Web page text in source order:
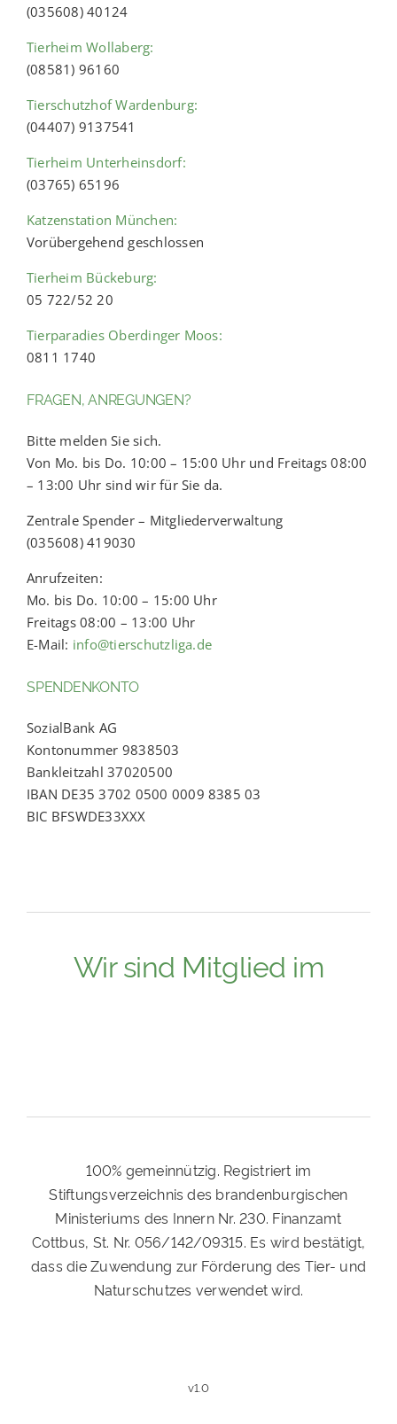
(035608) 40124
Tierheim Wollaberg:
(08581) 96160
Tierschutzhof Wardenburg:
(04407) 9137541
Tierheim Unterheinsdorf:
(03765) 65196
Katzenstation München:
Vorübergehend geschlossen
Tierheim Bückeburg:
05 722/52 20
Tierparadies Oberdinger Moos:
0811 1740
FRAGEN, ANREGUNGEN?
Bitte melden Sie sich.
Von Mo. bis Do. 10:00 – 15:00 Uhr und Freitags 08:00
– 13:00 Uhr sind wir für Sie da.
Zentrale Spender – Mitgliederverwaltung
(035608) 419030
Anrufzeiten:
Mo. bis Do. 10:00 – 15:00 Uhr
Freitags 08:00 – 13:00 Uhr
E-Mail: info@tierschutzliga.de
SPENDENKONTO
SozialBank AG
Kontonummer 9838503
Bankleitzahl 37020500
IBAN DE35 3702 0500 0009 8385 03
BIC BFSWDE33XXX
Wir sind Mitglied im
100% gemeinnützig. Registriert im
Stiftungsverzeichnis des brandenburgischen
Ministeriums des Innern Nr. 230. Finanzamt
Cottbus, St. Nr. 056/142/09315. Es wird bestätigt,
dass die Zuwendung zur Förderung des Tier- und
Naturschutzes verwendet wird.
v1.0